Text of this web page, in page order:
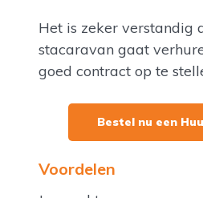
Het is zeker verstandig
stacaravan gaat
goed contract op te
Bestel nu een
Voordelen